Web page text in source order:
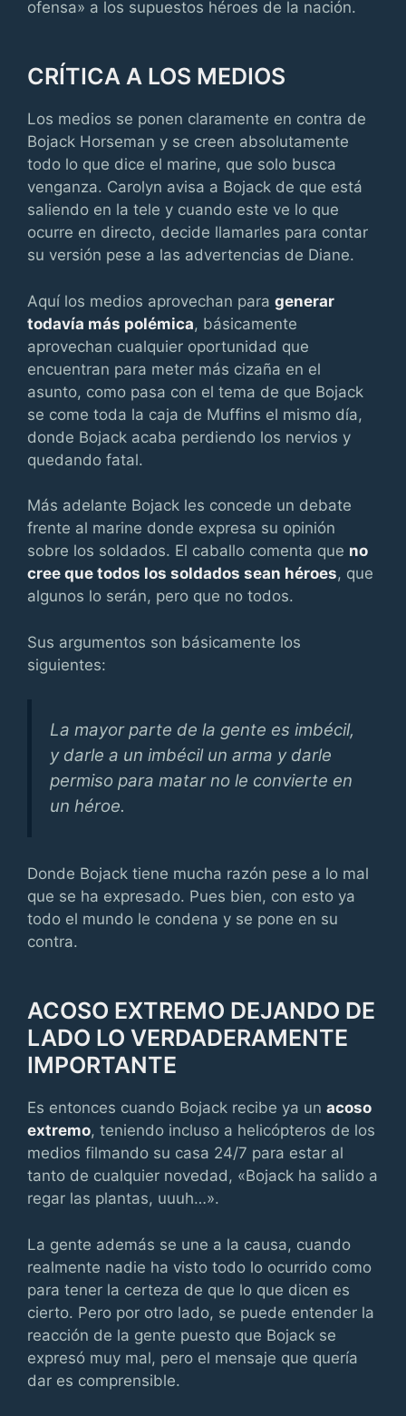
ofensa» a los supuestos héroes de la nación.
CRÍTICA A LOS MEDIOS
Los medios se ponen claramente en contra de
Bojack Horseman y se creen absolutamente
todo lo que dice el marine, que solo busca
venganza. Carolyn avisa a Bojack de que está
saliendo en la tele y cuando este ve lo que
ocurre en directo, decide llamarles para contar
su versión pese a las advertencias de Diane.
Aquí los medios aprovechan para generar
todavía más polémica, básicamente
aprovechan cualquier oportunidad que
encuentran para meter más cizaña en el
asunto, como pasa con el tema de que Bojack
se come toda la caja de Muffins el mismo día,
donde Bojack acaba perdiendo los nervios y
quedando fatal.
Más adelante Bojack les concede un debate
frente al marine donde expresa su opinión
sobre los soldados. El caballo comenta que no
cree que todos los soldados sean héroes, que
algunos lo serán, pero que no todos.
Sus argumentos son básicamente los
siguientes:
La mayor parte de la gente es imbécil,
y darle a un imbécil un arma y darle
permiso para matar no le convierte en
un héroe.
Donde Bojack tiene mucha razón pese a lo mal
que se ha expresado. Pues bien, con esto ya
todo el mundo le condena y se pone en su
contra.
ACOSO EXTREMO DEJANDO DE
LADO LO VERDADERAMENTE
IMPORTANTE
Es entonces cuando Bojack recibe ya un acoso
extremo, teniendo incluso a helicópteros de los
medios filmando su casa 24/7 para estar al
tanto de cualquier novedad, «Bojack ha salido a
regar las plantas, uuuh…».
La gente además se une a la causa, cuando
realmente nadie ha visto todo lo ocurrido como
para tener la certeza de que lo que dicen es
cierto. Pero por otro lado, se puede entender la
reacción de la gente puesto que Bojack se
expresó muy mal, pero el mensaje que quería
dar es comprensible.